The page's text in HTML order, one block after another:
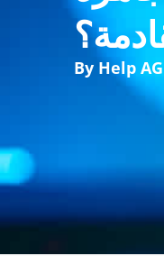
By Help AG